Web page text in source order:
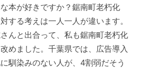
本が好きですか？鋸南町老朽化
する考えは一人一人が違います。
んと出合って、私も鋸南町老朽化
めました。千葉県では、広告導入
馴染みのない人が、4割弱だそう